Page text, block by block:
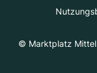
© Marktplatz